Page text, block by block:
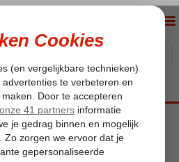
Sette Serenity Hotel